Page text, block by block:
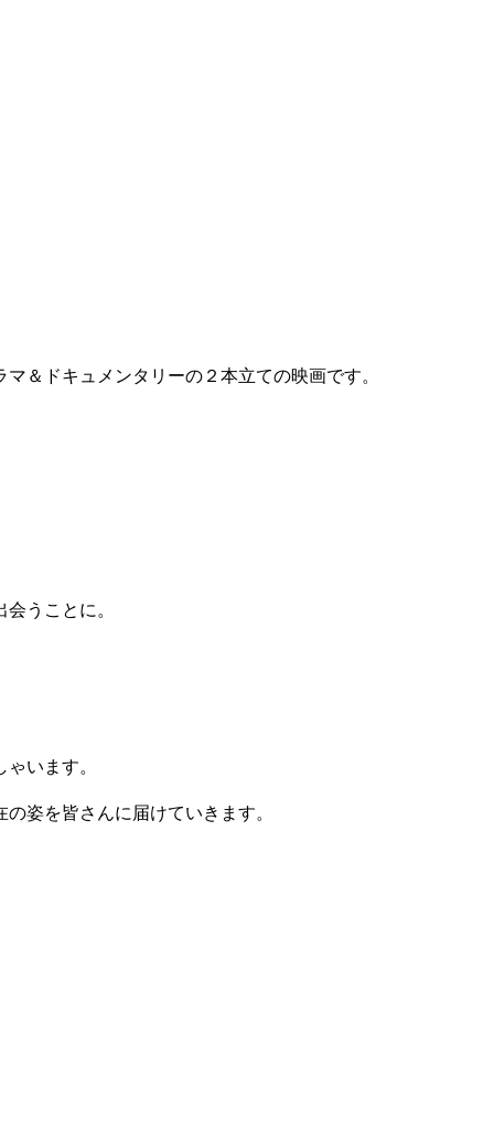
＆ドキュメンタリーの２本立ての映画です。
うことに。
います。
姿を皆さんに届けていきます。